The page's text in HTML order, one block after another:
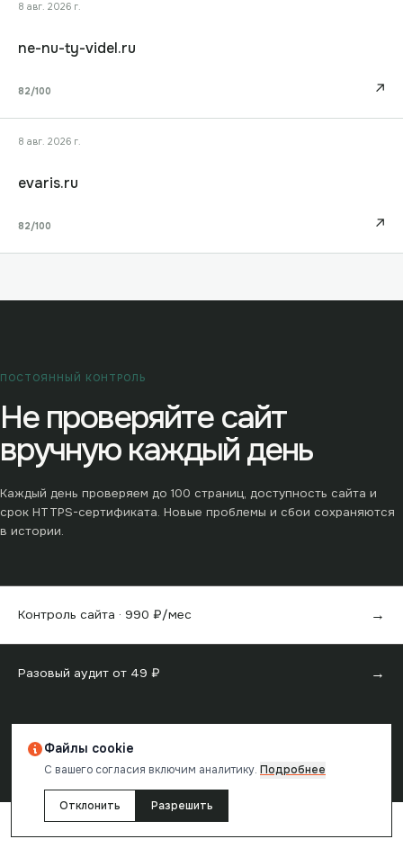
8 авг. 2026 г.
ne-nu-ty-videl.ru
82/100 ↗
8 авг. 2026 г.
evaris.ru
82/100 ↗
ПОСТОЯННЫЙ КОНТРОЛЬ
Не проверяйте сайт
вручную каждый день
Каждый день проверяем до 100 страниц, доступность сайта и
срок HTTPS-сертификата. Новые проблемы и сбои сохраняются
в истории.
Контроль сайта · 990 ₽/мес →
Разовый аудит от 49 ₽ →
Отчёт создан вreChecker· проверка одной страницы бесплатна
Файлы cookie
С вашего согласия включим аналитику. Подробнее
Отклонить Разрешить